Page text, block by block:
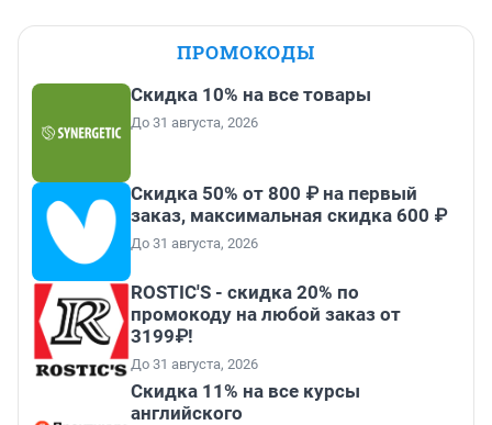
ПРОМОКОДЫ
Скидка 10% на все товары
До 31 августа, 2026
Скидка 50% от 800 ₽ на первый
заказ, максимальная скидка 600 ₽
До 31 августа, 2026
ROSTIC'S - скидка 20% по
промокоду на любой заказ от
3199₽!
До 31 августа, 2026
Скидка 11% на все курсы
английского